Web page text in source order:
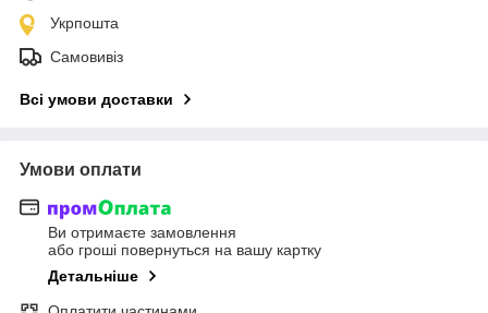
Укрпошта
Самовивіз
Всі умови доставки
Умови оплати
Ви отримаєте замовлення
або гроші повернуться на вашу картку
Детальніше